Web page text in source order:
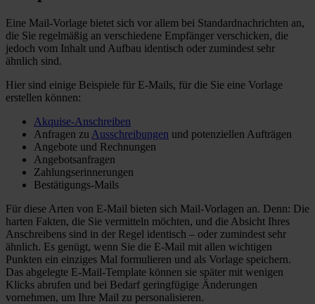
Eine Mail-Vorlage bietet sich vor allem bei Standardnachrichten an,
die Sie regelmäßig an verschiedene Empfänger verschicken, die
jedoch vom Inhalt und Aufbau identisch oder zumindest sehr
ähnlich sind.
Hier sind einige Beispiele für E-Mails, für die Sie eine Vorlage
erstellen können:
Akquise-Anschreiben
Anfragen zu Ausschreibungen und potenziellen Aufträgen
Angebote und Rechnungen
Angebotsanfragen
Zahlungserinnerungen
Bestätigungs-Mails
Für diese Arten von E-Mail bieten sich Mail-Vorlagen an. Denn: Die
harten Fakten, die Sie vermitteln möchten, und die Absicht Ihres
Anschreibens sind in der Regel identisch – oder zumindest sehr
ähnlich. Es genügt, wenn Sie die E-Mail mit allen wichtigen
Punkten ein einziges Mal formulieren und als Vorlage speichern.
Das abgelegte E-Mail-Template können sie später mit wenigen
Klicks abrufen und bei Bedarf geringfügige Änderungen
vornehmen, um Ihre Mail zu personalisieren.